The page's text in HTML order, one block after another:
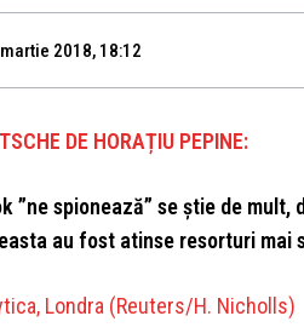
2018, 18:12
DE HORAȚIU PEPINE:
”ne spionează” se știe de
au fost atinse resorturi mai